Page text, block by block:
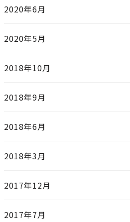
2020年6月
2020年5月
2018年10月
2018年9月
2018年6月
2018年3月
2017年12月
2017年7月